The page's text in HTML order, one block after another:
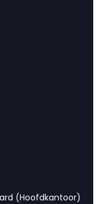
(Hoofdkantoor)